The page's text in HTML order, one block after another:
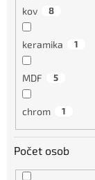
kov 8
keramika 1
MDF 5
chrom 1
Počet osob